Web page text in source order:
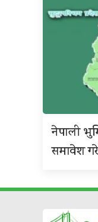
नेपाली
समावेश